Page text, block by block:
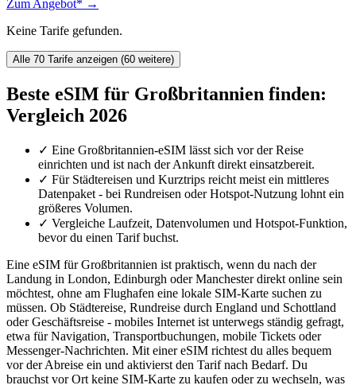
Zum Angebot* →
Keine Tarife gefunden.
Alle 70 Tarife anzeigen (60 weitere)
Beste eSIM für Großbritannien finden:
Vergleich 2026
✓ Eine Großbritannien-eSIM lässt sich vor der Reise
einrichten und ist nach der Ankunft direkt einsatzbereit.
✓ Für Städtereisen und Kurztrips reicht meist ein mittleres
Datenpaket - bei Rundreisen oder Hotspot-Nutzung lohnt ein
größeres Volumen.
✓ Vergleiche Laufzeit, Datenvolumen und Hotspot-Funktion,
bevor du einen Tarif buchst.
Eine eSIM für Großbritannien ist praktisch, wenn du nach der
Landung in London, Edinburgh oder Manchester direkt online sein
möchtest, ohne am Flughafen eine lokale SIM-Karte suchen zu
müssen. Ob Städtereise, Rundreise durch England und Schottland
oder Geschäftsreise - mobiles Internet ist unterwegs ständig gefragt,
etwa für Navigation, Transportbuchungen, mobile Tickets oder
Messenger-Nachrichten. Mit einer eSIM richtest du alles bequem
vor der Abreise ein und aktivierst den Tarif nach Bedarf. Du
brauchst vor Ort keine SIM-Karte zu kaufen oder zu wechseln, was